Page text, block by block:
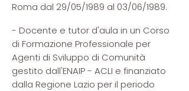
Roma dal 29/05/1989 al 03/06/1989.
- Docente e tutor d'aula in un Corso
di Formazione Professionale per
Agenti di Sviluppo di Comunità
gestito dall'ENAIP - ACLI e finanziato
dalla Regione Lazio per il periodo